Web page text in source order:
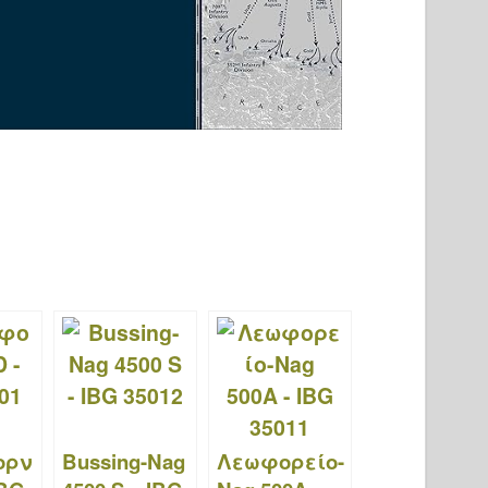
Bussing-Nag
Λεωφορείο-